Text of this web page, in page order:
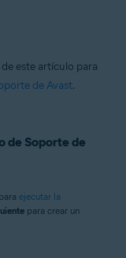
este artículo para
de Avast.
de Soporte de
ejecutar la
para crear un